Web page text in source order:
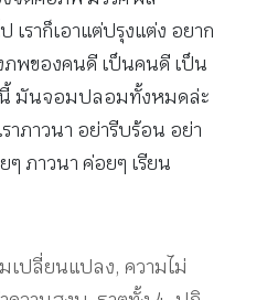
ราก็เอาแต่ปรุงแต่ง อยาก
ภพของคนดี เป็นคนดี เป็น
มันจอมปลอมทั้งหมดล่ะ
าภาวนา อย่ารีบร้อน อย่า
ๆ ภาวนา ค่อยๆ เรียน
เปลี่ยนแปลง,ความไม่